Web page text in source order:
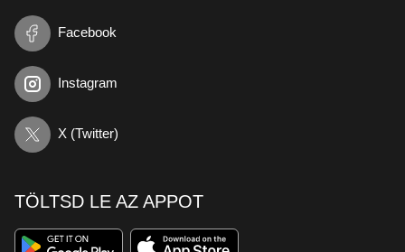
Facebook
Instagram
X (Twitter)
TÖLTSD LE AZ APPOT